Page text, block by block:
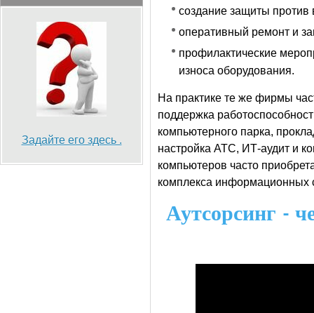
создание защиты против
оперативный ремонт и
профилактические
износа оборудования.
На практике те же фирмы
поддержка
компьютерного парка,
настройка АТС, ИТ-аудит и
компьютеров часто
комплекса информационных
Аутсорсинг -
Задайте его здесь .